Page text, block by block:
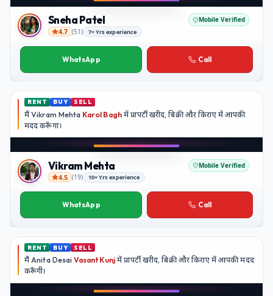
Sneha Patel
Sneha Patel Mobile Verified
4.7 (51) 7+ Yrs experience
WhatsApp Call
RENT BUY SELL
मैंVikram Mehta Karol Baghमें प्रापर्टी खरीद, बिक्री और किराए में आपकी
मददकरूँगा।
Vikram Mehta
Vikram Mehta Mobile Verified
4.5 (19) 10+ Yrs experience
WhatsApp Call
RENT BUY SELL
मैंAnita Desai Vasant Kunjमें प्रापर्टी खरीद, बिक्री और किराए में आपकी मदद
करूँगी।